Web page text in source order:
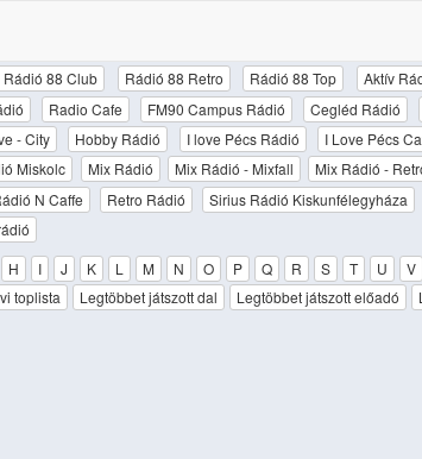
Rádió 88 Club Rádió 88 Retro Rádió 88 Top Aktív
Radio Cafe FM90 Campus Rádió Cegléd Rádió
- City Hobby Rádió I love Pécs Rádió I Love Pécs
Miskolc Mix Rádió Mix Rádió - Mixfall Mix Rádió -
N Caffe Retro Rádió Sirius Rádió Kiskunfélegyháza
H I J K L M N O P Q R S T U V
toplista Legtöbbet játszott dal Legtöbbet játszott előadó